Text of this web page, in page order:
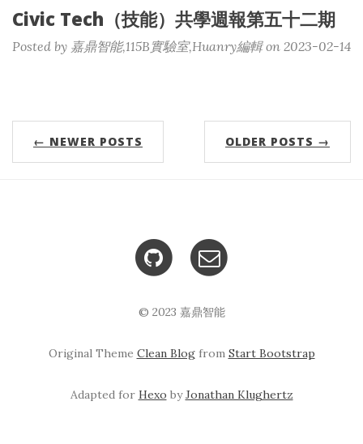
Civic Tech（技能）共學週報第五十二期
Posted by 嘉鼎智能,115B實驗室,Huanry編輯 on 2023-02-14
← NEWER POSTS OLDER POSTS →
© 2023 嘉鼎智能
Original Theme Clean Blogfrom Start Bootstrap
Adapted for Hexo byJonathan Klughertz